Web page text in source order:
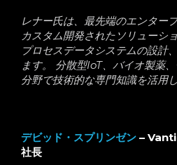
レナー氏は、最先端のエンター
カスタム開発されたソリューシ
プロセスデータシステムの設計
ます。 分散型IoT、バイオ製薬
分野で技術的な専門知識を活用し
デビッド・スプリンゼン –
社長